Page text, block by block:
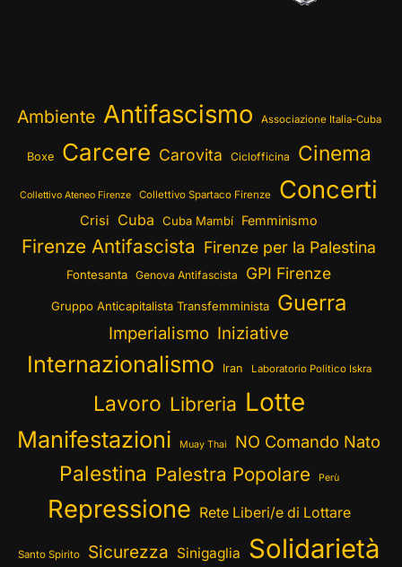
Ambiente Antifascismo Associazione Italia-Cuba
Boxe Carcere Carovita Ciclofficina Cinema
Collettivo Ateneo Firenze Collettivo Spartaco Firenze Concerti
Crisi Cuba Cuba Mambí Femminismo
Firenze Antifascista Firenze per la Palestina
Fontesanta Genova Antifascista GPI Firenze
Gruppo Anticapitalista Transfemminista Guerra
Imperialismo Iniziative
Internazionalismo Iran Laboratorio Politico Iskra
Lavoro Libreria Lotte
Manifestazioni Muay Thai NO Comando Nato
Palestina Palestra Popolare Perù
Repressione Rete Liberi/e di Lottare
Santo Spirito Sicurezza Sinigaglia Solidarietà